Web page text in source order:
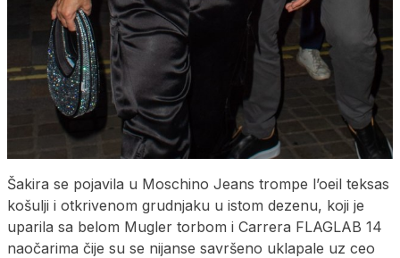
Šakira se pojavila u Moschino Jeans trompe l’oeil teksas
košulji i otkrivenom grudnjaku u istom dezenu, koji je
uparila sa belom Mugler torbom i Carrera FLAGLAB 14
naočarima čije su se nijanse savršeno uklapale uz ceo